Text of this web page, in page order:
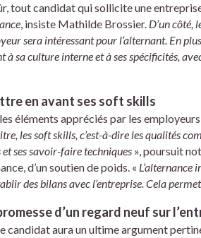
tout candidat qui sollicite une
, insiste Mathilde Brossier. D’un côté,
sera intéressant pour l’alternant. En
à sa culture interne et à ses spécificités,
en avant ses soft skills
éléments appréciés par les
les soft skills, c’est-à-dire les qualités
ses savoir-faire techniques », poursuit
d’un soutien de poids. « L’alternance
des bilans avec l’entreprise. Cela
d’un regard neuf sur
candidat aura un ultime argument